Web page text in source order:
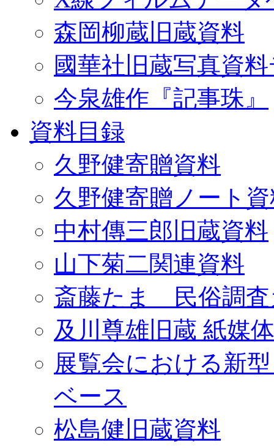
森岡柳蔵旧蔵資料
國華社旧蔵写真資
今泉雄作『記事珠』
資料目録
久野健寄贈資料
久野健寄贈ノート
中村傳三郎旧蔵資料
山下菊二関連資料
斎藤たま 民俗調査
及川尊雄旧蔵 紙媒
展覧会における新
ベース
松島健旧蔵資料